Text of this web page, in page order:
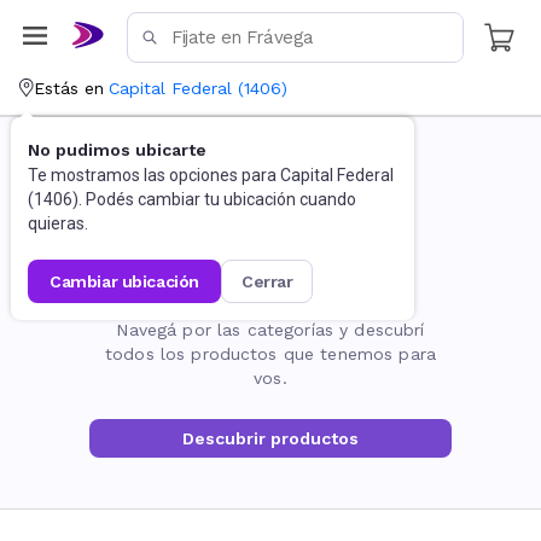
Estás en Capital Federal (1406)
No pudimos ubicarte
Te mostramos las opciones para Capital Federal
(1406). Podés cambiar tu ubicación cuando
quieras.
cambiar ubicación cerrar
La página no existe
Navegá por las categorías y descubrí
todos los productos que tenemos para
vos.
Descubrir productos